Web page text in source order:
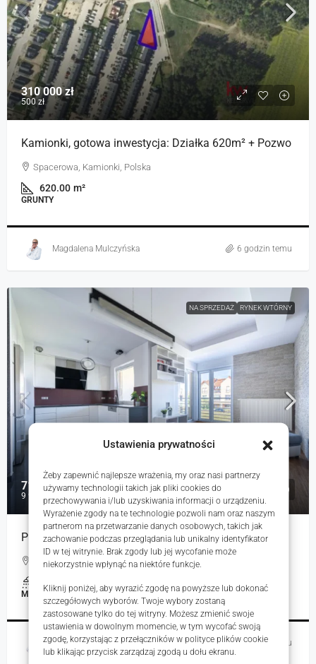
Ustawienia prywatności
Żeby zapewnić najlepsze wrażenia, my oraz nasi partnerzy
używamy technologii takich jak pliki cookies do
przechowywania i/lub uzyskiwania informacji o urządzeniu.
Wyrażenie zgody na te technologie pozwoli nam oraz naszym
partnerom na przetwarzanie danych osobowych, takich jak
zachowanie podczas przeglądania lub unikalny identyfikator
ID w tej witrynie. Brak zgody lub jej wycofanie może
niekorzystnie wpłynąć na niektóre funkcje.
Kliknij poniżej, aby wyrazić zgodę na powyższe lub dokonać
szczegółowych wyborów. Twoje wybory zostaną
zastosowane tylko do tej witryny. Możesz zmienić swoje
ustawienia w dowolnym momencie, w tym wycofać swoją
zgodę, korzystając z przełączników w polityce plików cookie
lub klikając przycisk zarządzaj zgodą u dołu ekranu.
310 000 zł
500 zł
Kamionki, gotowa inwestycja: Działka 620m² + Pozwo
Spacerowa, Kamionki, Polska
620.00 m²
GRUNTY
Magdalena Mulczyńska 6 godzin temu
NA SPRZEDAŻ RYNEK WTÓRNY
715 000 zł
9 931 zł
Przestronne 3 pokoje z 2 loggiami | Tarnowo Podgór
Chabrowa, Tarnowo Podgórne, Polska
MIESZKANIA, NIERUCHOMOŚCI MIESZKANIOWE
Magdalena Mulczyńska 6 godzin temu